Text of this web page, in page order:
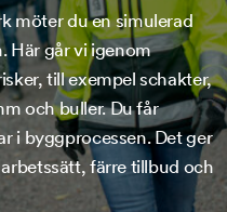
möter du en simulerad
Här går vi igenom
till exempel schakter,
och buller. Du får
i byggprocessen. Det ger
färre tillbud och